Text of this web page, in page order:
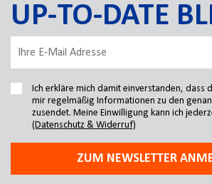
UP-TO-DATE
Ich erkläre mich damit einverstanden, dass
mir regelmäßig Informationen zu den
zusendet. Meine Einwilligung kann ich
(Datenschutz & Widerruf)
ZUM NEWSLETTER